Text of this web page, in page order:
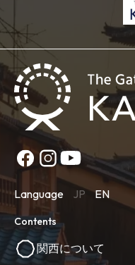
Language JP EN
Contents
関西について